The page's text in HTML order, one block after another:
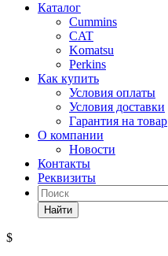
Каталог
Cummins
CAT
Komatsu
Perkins
Как купить
Условия оплаты
Условия доставки
Гарантия на товар
О компании
Новости
Контакты
Реквизиты
Найти
$